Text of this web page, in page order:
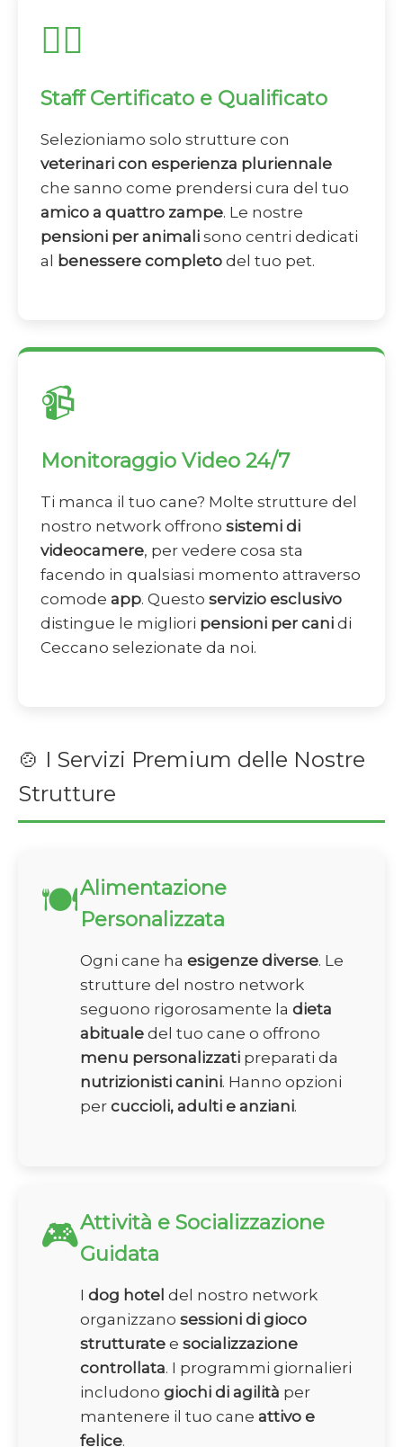
👨‍⚕️
Staff Certificato e Qualificato
Selezioniamo solo strutture con
veterinari con esperienza pluriennale
che sanno come prendersi cura del tuo
amico a quattro zampe. Le nostre
pensioni per animali sono centri dedicati
al benessere completo del tuo pet.
📹
Monitoraggio Video 24/7
Ti manca il tuo cane? Molte strutture del
nostro network offrono sistemi di
videocamere, per vedere cosa sta
facendo in qualsiasi momento attraverso
comode app. Questo servizio esclusivo
distingue le migliori pensioni per cani di
Ceccano selezionate da noi.
🍲 I Servizi Premium delle Nostre
Strutture
🍽️Alimentazione
Personalizzata
Ogni cane ha esigenze diverse. Le
strutture del nostro network
seguono rigorosamente la dieta
abituale del tuo cane o offrono
menu personalizzati preparati da
nutrizionisti canini. Hanno opzioni
per cuccioli, adulti e anziani.
🎮Attività e Socializzazione
Guidata
I dog hotel del nostro network
organizzano sessioni di gioco
strutturate e socializzazione
controllata. I programmi giornalieri
includono giochi di agilità per
mantenere il tuo cane attivo e
felice.